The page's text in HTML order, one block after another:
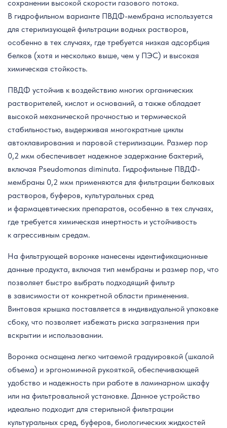
сохранении высокой скорости газового потока.
В гидрофильном варианте ПВДФ-мембрана используется
для стерилизующей фильтрации водных растворов,
особенно в тех случаях, где требуется низкая адсорбция
белков (хотя и несколько выше, чем у ПЭС) и высокая
химическая стойкость.
ПВДФ устойчив к воздействию многих органических
растворителей, кислот и оснований, а также обладает
высокой механической прочностью и термической
стабильностью, выдерживая многократные циклы
автоклавирования и паровой стерилизации. Размер пор
0,2 мкм обеспечивает надежное задержание бактерий,
включая Pseudomonas diminuta. Гидрофильные ПВДФ-
мембраны 0,2 мкм применяются для фильтрации белковых
растворов, буферов, культуральных сред
и фармацевтических препаратов, особенно в тех случаях,
где требуется химическая инертность и устойчивость
к агрессивным средам.
На фильтрующей воронке нанесены идентификационные
данные продукта, включая тип мембраны и размер пор, что
позволяет быстро выбрать подходящий фильтр
в зависимости от конкретной области применения.
Винтовая крышка поставляется в индивидуальной упаковке
сбоку, что позволяет избежать риска загрязнения при
вскрытии и использовании.
Воронка оснащена легко читаемой градуировкой (шкалой
объема) и эргономичной рукояткой, обеспечивающей
удобство и надежность при работе в ламинарном шкафу
или на фильтровальной установке. Данное устройство
идеально подходит для стерильной фильтрации
культуральных сред, буферов, биологических жидкостей